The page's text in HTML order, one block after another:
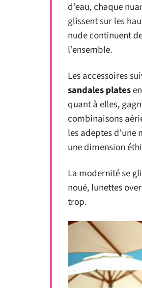
d’eau, chaque
glissent sur les
nude continuent
l’ensemble.
Les accessoires
sandales plates
quant à elles,
combinaisons
les adeptes
une dimension
La modernité se
noué, lunettes
trop.